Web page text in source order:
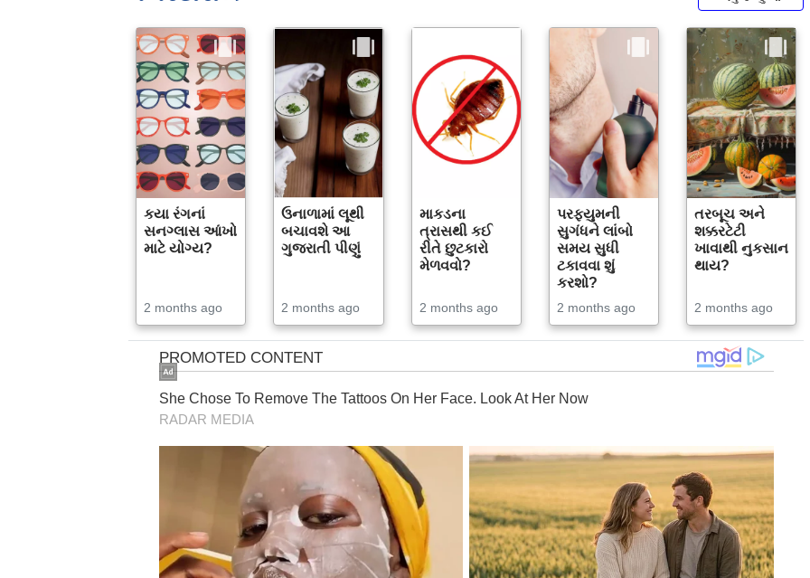
કયા રંગનાં
સનગ્લાસ આંખો
માટે યોગ્ય?
2 months ago
ઉનાળામાં લૂથી
બચાવશે આ
ગુજરાતી પીણું
2 months ago
માકડના
ત્રાસથી કઈ
રીતે છુટકારો
મેળવવો?
2 months ago
પરફ્યુમની
સુગંધને લાંબો
સમય સુધી
ટકાવવા શું
કરશો?
2 months ago
તરબૂચ અને
શક્કરટેટી
ખાવાથી નુકસાન
થાય?
2 months ago